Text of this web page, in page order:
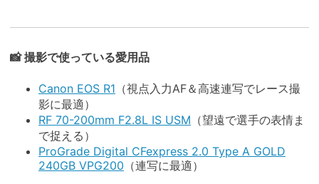
📸 撮影で使っている愛用品
Canon EOS R1 （視点入力AF＆高速連写でレース撮
影に最適）
RF 70-200mm F2.8L IS USM （望遠で選手の表情ま
で捉える）
ProGrade Digital CFexpress 2.0 Type A GOLD
240GB VPG200 （連写に最適）